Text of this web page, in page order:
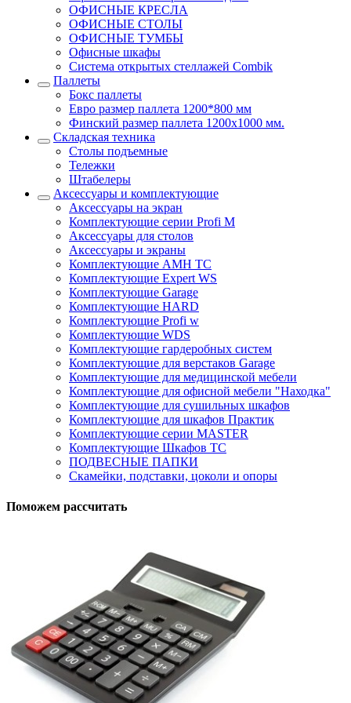
ОФИСНЫЕ КРЕСЛА
ОФИСНЫЕ СТОЛЫ
ОФИСНЫЕ ТУМБЫ
Офисные шкафы
Система открытых стеллажей Combik
Паллеты
Бокс паллеты
Евро размер паллета 1200*800 мм
Финский размер паллета 1200х1000 мм.
Складская техника
Столы подъемные
Тележки
Штабелеры
Аксессуары и комплектующие
Аксессуары на экран
Комплектующие серии Profi M
Аксессуары для столов
Аксессуары и экраны
Комплектующие AMH TC
Комплектующие Expert WS
Комплектующие Garage
Комплектующие HARD
Комплектующие Profi w
Комплектующие WDS
Комплектующие гардеробных систем
Комплектующие для верстаков Garage
Комплектующие для медицинской мебели
Комплектующие для офисной мебели "Находка"
Комплектующие для сушильных шкафов
Комплектующие для шкафов Практик
Комплектующие серии MASTER
Комплектующие Шкафов ТС
ПОДВЕСНЫЕ ПАПКИ
Скамейки, подставки, цоколи и опоры
Поможем рассчитать